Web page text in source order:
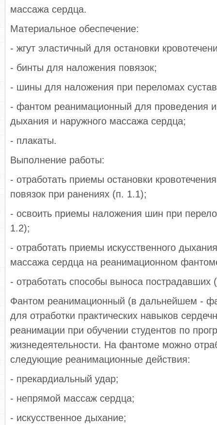
массажа сердца.
Материальное обеспечение:
- жгут эластичный для остановки
- бинты для наложения повязок;
- шины для наложения при переломах
- фантом реанимационный для проведения
дыхания и наружного массажа сердца;
- плакаты.
Выполнение работы:
- отработать приемы остановки
повязок при ранениях (п. 1.1);
- освоить приемы наложения шин при
1.2);
- отработать приемы искусственного
массажа сердца на реанимационном
- отработать способы выноса пострадавших
Фантом реанимационный (в дальнейшем -
для отработки практических навыков
реанимации при обучении студентов по
жизнедеятельности. На фантоме можно
следующие реанимационные действия:
- прекардиальный удар;
- непрямой массаж сердца;
- искусственное дыхание;